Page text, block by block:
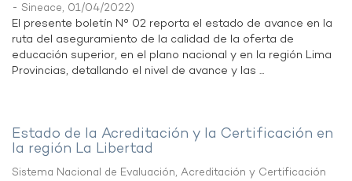
- Sineace, 01/04/2022)
El presente boletín N° 02 reporta el estado de avance en la
ruta del aseguramiento de la calidad de la oferta de
educación superior, en el plano nacional y en la región Lima
Provincias, detallando el nivel de avance y las ...
Estado de la Acreditación y la Certificación en
la región La Libertad
Sistema Nacional de Evaluación, Acreditación y Certificación